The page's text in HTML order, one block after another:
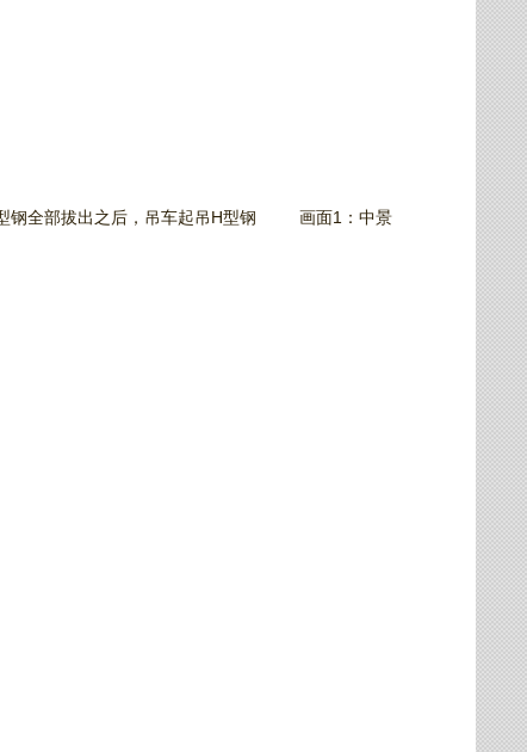
型钢全部拔出之后，吊车起吊H型钢 画面1：中景